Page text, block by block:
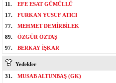
11.
EFE ESAT GÜMÜLLÜ
17.
FURKAN YUSUF ATICI
77.
MEHMET DEMİRBİLEK
89.
ÖZGÜR ÖZTAŞ
97.
BERKAY İŞKAR
Yedekler
31.
MUSAB ALTUNBAŞ (GK)